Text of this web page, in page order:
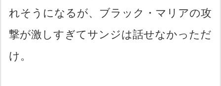
れそうになるが、ブラック・マリアの攻
撃が激しすぎてサンジは話せなかっただ
け。